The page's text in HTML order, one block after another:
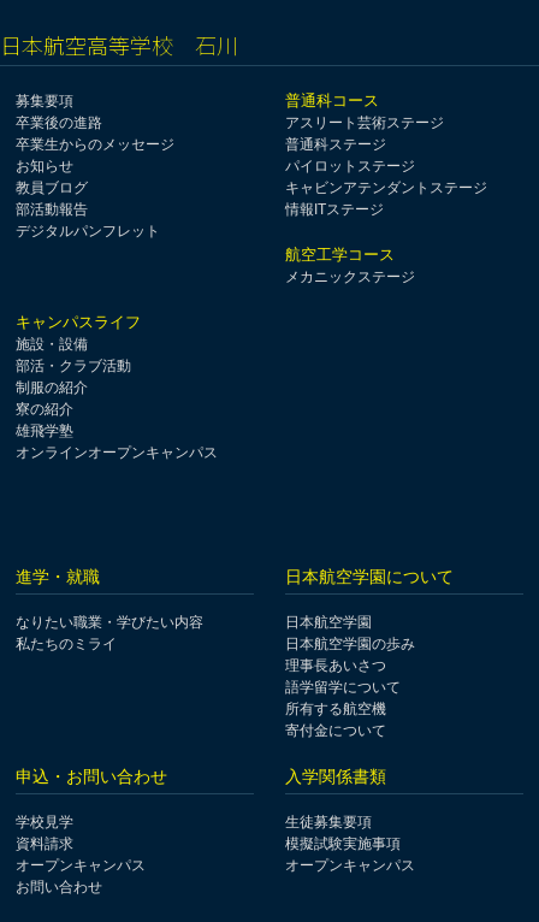
日本航空高等学校 石川
募集要項
卒業後の進路
卒業生からのメッセージ
お知らせ
教員ブログ
部活動報告
デジタルパンフレット
普通科コース
アスリート芸術ステージ
普通科ステージ
パイロットステージ
キャビンアテンダントステージ
情報ITステージ
航空工学コース
メカニックステージ
キャンパスライフ
施設・設備
部活・クラブ活動
制服の紹介
寮の紹介
雄飛学塾
オンラインオープンキャンパス
進学・就職
なりたい職業・学びたい内容
私たちのミライ
日本航空学園について
日本航空学園
日本航空学園の歩み
理事長あいさつ
語学留学について
所有する航空機
寄付金について
申込・お問い合わせ
学校見学
資料請求
オープンキャンパス
お問い合わせ
入学関係書類
生徒募集要項
模擬試験実施事項
オープンキャンパス